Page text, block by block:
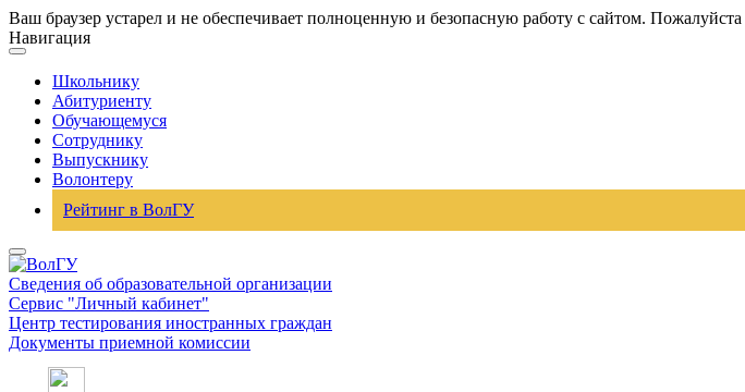
Ваш браузер устарел и не обеспечивает полноценную и безопасную работу с сайтом. Пожалуйста
Навигация
Школьнику
Абитуриенту
Обучающемуся
Сотруднику
Выпускнику
Волонтеру
Рейтинг в ВолГУ
Сведения об образовательной организации
Сервис "Личный кабинет"
Центр тестирования иностранных граждан
Документы приемной комиссии